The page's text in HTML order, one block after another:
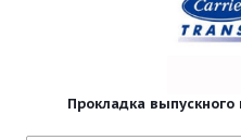
Прокладка